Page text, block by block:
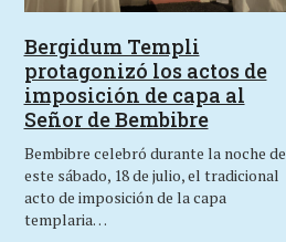
Bergidum Templi
protagonizó los actos de
imposición de capa al
Señor de Bembibre
Bembibre celebró durante la noche de
este sábado, 18 de julio, el tradicional
acto de imposición de la capa
templaria…